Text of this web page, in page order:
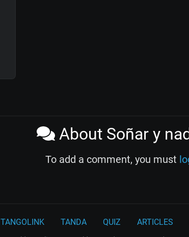
About Soñar y
To add a comment, you must
TANGOLINK TANDA QUIZ ARTICLES